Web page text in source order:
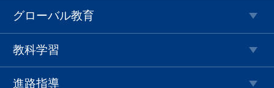
グローバル教育
教科学習
進路指導